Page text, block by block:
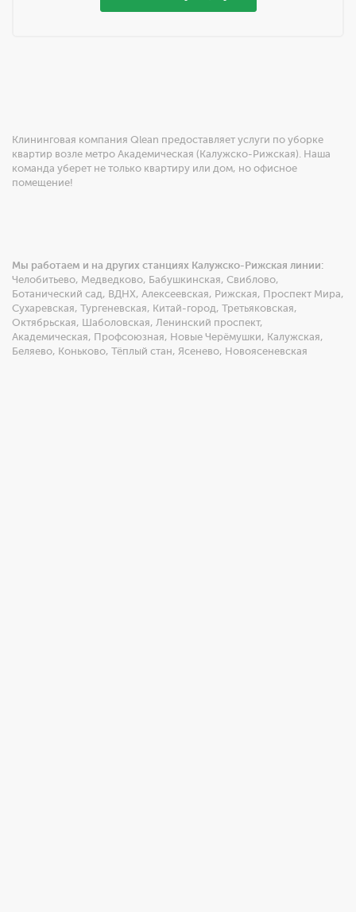
Клининговая компания Qlean предоставляет услуги по уборке
квартир возле метро Академическая (Калужско-Рижская). Наша
команда уберет не только квартиру или дом, но офисное
помещение!
Мы работаем и на других станциях Калужско-Рижская линии:
Челобитьево, Медведково, Бабушкинская, Свиблово,
Ботанический сад, ВДНХ, Алексеевская, Рижская, Проспект Мира,
Сухаревская, Тургеневская, Китай-город, Третьяковская,
Октябрьская, Шаболовская, Ленинский проспект,
Академическая, Профсоюзная, Новые Черёмушки, Калужская,
Беляево, Коньково, Тёплый стан, Ясенево, Новоясеневская